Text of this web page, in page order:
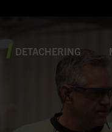
DETACHERING